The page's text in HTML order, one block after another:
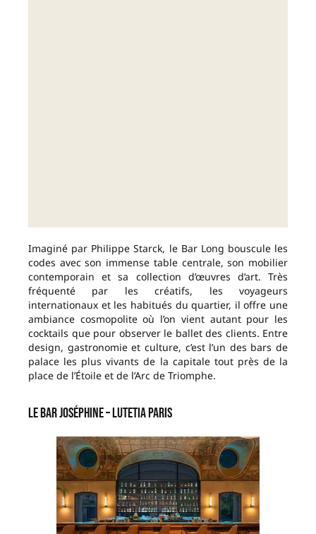
Imaginé par Philippe Starck, le Bar Long bouscule les
codes avec son immense table centrale, son mobilier
contemporain et sa collection d’œuvres d’art. Très
fréquenté par les créatifs, les voyageurs
internationaux et les habitués du quartier, il offre une
ambiance cosmopolite où l’on vient autant pour les
cocktails que pour observer le ballet des clients. Entre
design, gastronomie et culture, c’est l’un des bars de
palace les plus vivants de la capitale tout près de la
place de l’Étoile et de l’Arc de Triomphe.
Le Bar Joséphine – Lutetia Paris